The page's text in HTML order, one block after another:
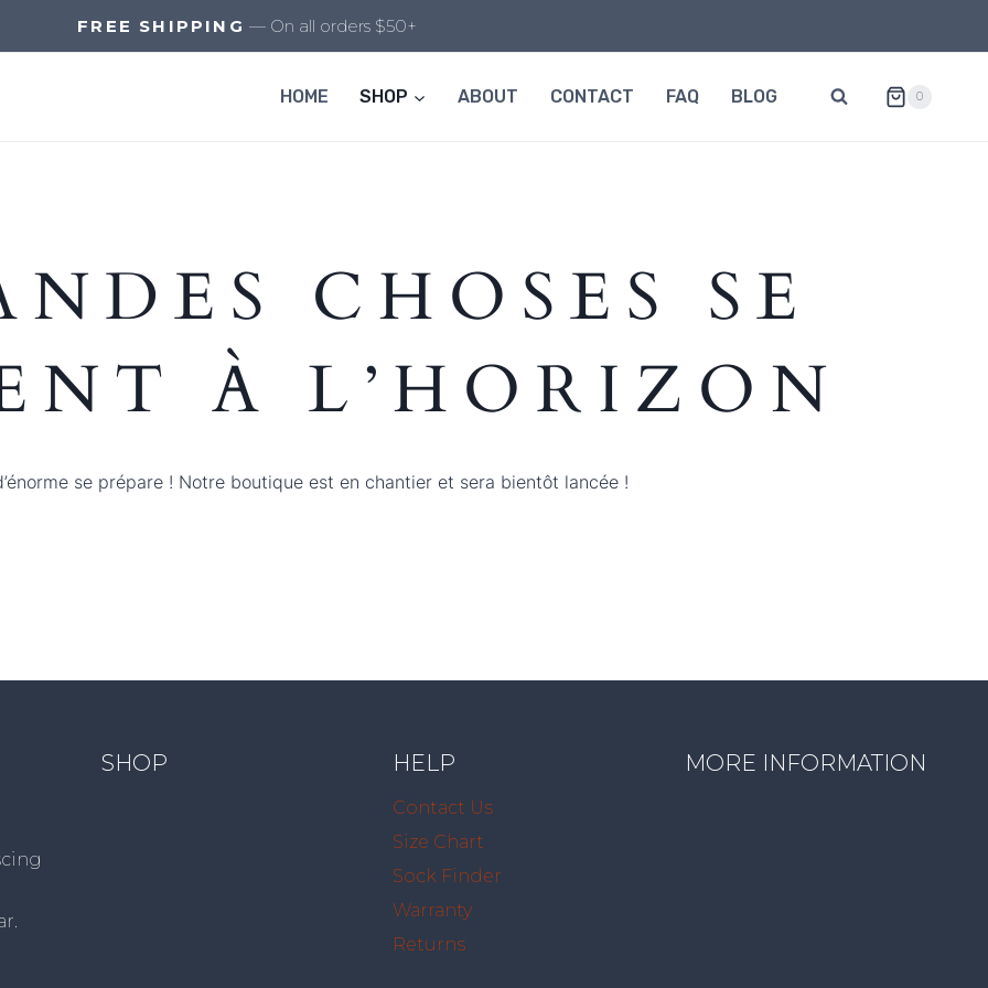
FREE SHIPPING — On all orders $50+
HOME SHOP ABOUT CONTACT FAQ BLOG 0
CHOSES SE
À L’HORIZON
se prépare ! Notre boutique est en chantier et sera bientôt lancée !
SHOP HELP
Contact Us
Size Chart
Sock Finder
Warranty
Returns
MORE INFORMATION